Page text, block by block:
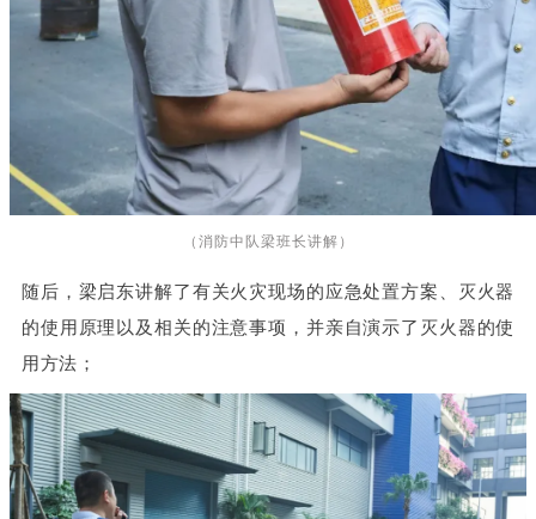
（消防中队梁班长讲解）
随后，梁启东讲解了有关火灾现场的应急处置方案、灭火器
的使用原理以及相关的注意事项，并亲自演示了灭火器的使
用方法；